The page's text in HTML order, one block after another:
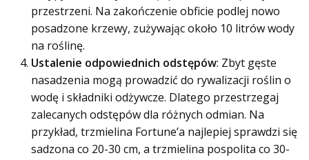
przestrzeni. Na zakończenie obficie podlej nowo
posadzone krzewy, zużywając około 10 litrów wody
na roślinę.
Ustalenie odpowiednich odstępów: Zbyt gęste
nasadzenia mogą prowadzić do rywalizacji roślin o
wodę i składniki odżywcze. Dlatego przestrzegaj
zalecanych odstępów dla różnych odmian. Na
przykład, trzmielina Fortune’a najlepiej sprawdzi się
sadzona co 20-30 cm, a trzmielina pospolita co 30-